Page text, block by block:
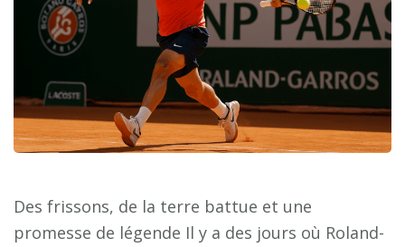
Des frissons, de la terre battue et une
promesse de légende Il y a des jours où Roland-